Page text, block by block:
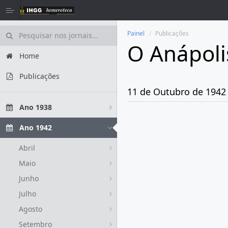
Home
Publicações
Ano 1938
Ano 1942
Abril
Maio
Junho
Julho
Agosto
Setembro
Painel Publicações
O
11 de Outubro de 1942